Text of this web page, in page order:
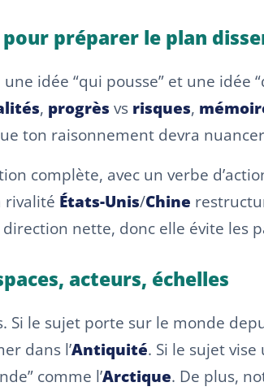
préparer le plan
idée “qui pousse” et une
, progrès vs risques,
ton raisonnement devra
complète, avec un verbe
rivalité États-Unis/Chine
nette, donc elle évite les
acteurs, échelles
Si le sujet porte sur le monde
dans l’Antiquité. Si le sujet vise
comme l’Arctique. De plus,